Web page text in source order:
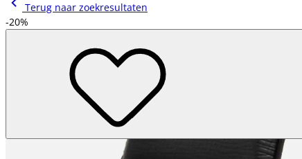
Terug naar zoekresultaten
-20%